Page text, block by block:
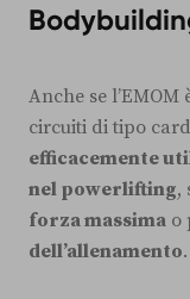
Anche se l’EMOM
circuiti di tipo
efficacemente
nel powerlifting,
forza massima o
dell’allenamento.